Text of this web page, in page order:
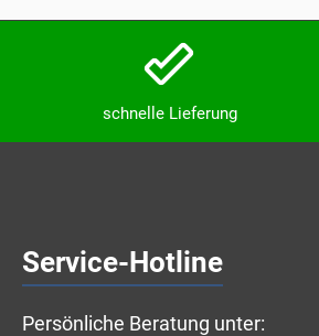
schnelle Lieferung
Service-Hotline
Persönliche Beratung unter: